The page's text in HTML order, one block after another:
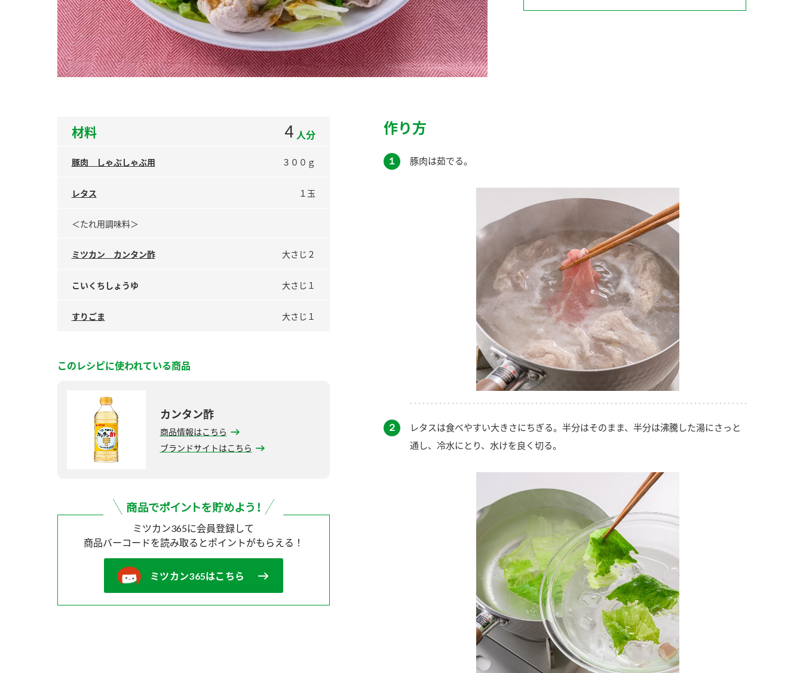
材料 4 人分
豚肉 しゃぶしゃぶ用 ３００ｇ
レタス １玉
＜たれ用調味料＞
ミツカン カンタン酢 大さじ２
こいくちしょうゆ 大さじ１
すりごま 大さじ１
このレシピに使われている商品
カンタン酢
商品情報はこちら
ブランドサイトはこちら
ミツカン365に会員登録して
商品バーコードを読み取ると ポイントがもらえる！
ミツカン365はこちら
作り方
１ 豚肉は茹でる。
２
レタスは食べやすい大きさにちぎる。半分はそのまま、半分は沸騰した湯にさっと
通し、冷水にとり、水けを良く切る。